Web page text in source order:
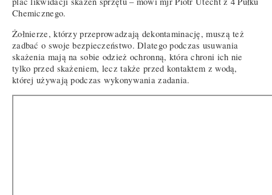
Chemicznego.
Żołnierze, którzy przeprowadzają dekontaminację, muszą też
zadbać o swoje bezpieczeństwo. Dlatego podczas usuwania
skażenia mają na sobie odzież ochronną, która chroni ich nie
tylko przed skażeniem, lecz także przed kontaktem z wodą,
której używają podczas wykonywania zadania.